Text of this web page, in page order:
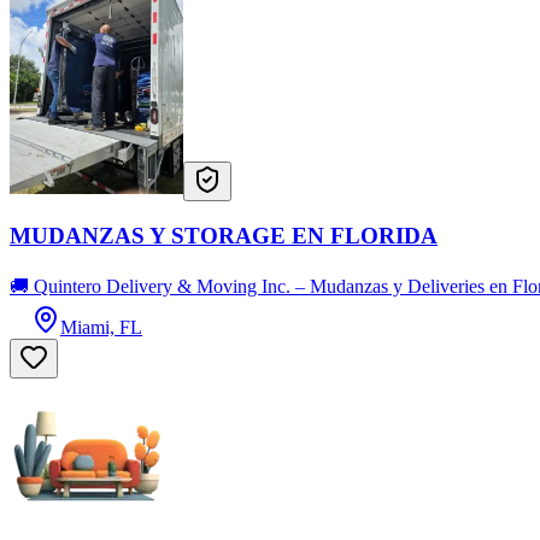
MUDANZAS Y STORAGE EN FLORIDA
🚚 Quintero Delivery & Moving Inc. – Mudanzas y Deliveries en
Miami, FL